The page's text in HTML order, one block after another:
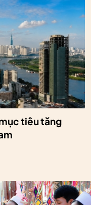
tiêu tăng